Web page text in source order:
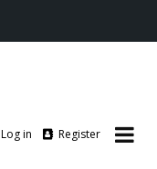
Log in Register